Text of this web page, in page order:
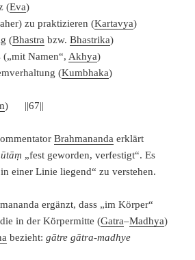
(Eva)
zu praktizieren (Kartavya)
(Bhastra bzw.Bhastrika)
(„mit Namen“, Akhya)
(Kumbhaka)
) ||67||
Brahmananda erklärt
„fest geworden, verfestigt“. Es
einer Linie liegend“ zu verstehen.
ergänzt, dass „im Körper“
in der Körpermitte (Gatra–Madhya)
bezieht:gātre gātra-madhye